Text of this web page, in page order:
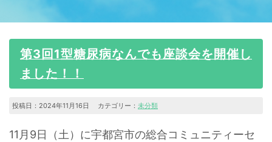
第3回1型糖尿病なんでも座談会を開催し
ました！！
投稿日：2024年11月16日 カテゴリー： 未分類
11月9日（土）に宇都宮市の総合コミュニティーセ